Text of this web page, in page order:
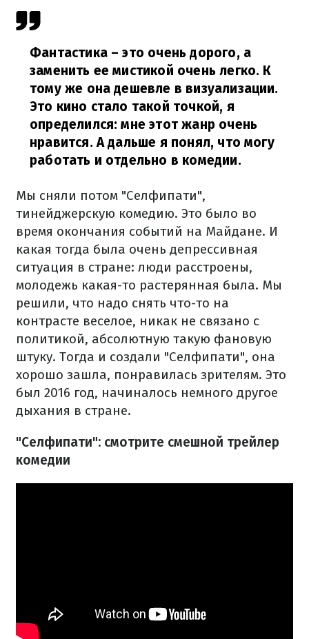
Фантастика – это очень дорого, а
заменить ее мистикой очень легко. К
тому же она дешевле в визуализации.
Это кино стало такой точкой, я
определился: мне этот жанр очень
нравится. А дальше я понял, что могу
работать и отдельно в комедии.
Мы сняли потом "Селфипати",
тинейджерскую комедию. Это было во
время окончания событий на Майдане. И
какая тогда была очень депрессивная
ситуация в стране: люди расстроены,
молодежь какая-то растерянная была. Мы
решили, что надо снять что-то на
контрасте веселое, никак не связано с
политикой, абсолютную такую ​​фановую
штуку. Тогда и создали "Селфипати", она
хорошо зашла, понравилась зрителям. Это
был 2016 год, начиналось немного другое
дыхания в стране.
"Селфипати": смотрите смешной трейлер
комедии